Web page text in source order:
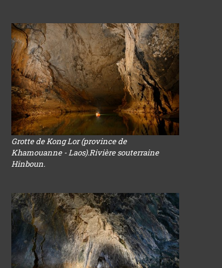
Grotte de Kong Lor (province de
Khamouanne - Laos).Rivière souterraine
Hinboun.